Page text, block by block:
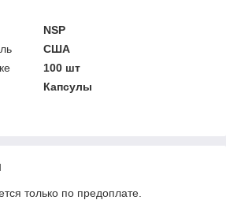
NSP
США
100 шт
Капсулы
только по предоплате.